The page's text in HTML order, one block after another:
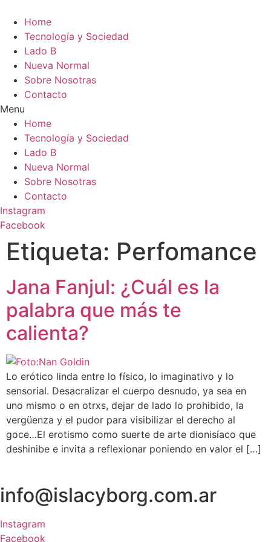
Home
Tecnología y Sociedad
Lado B
Nueva Normal
Sobre Nosotras
Contacto
Menu
Home
Tecnología y Sociedad
Lado B
Nueva Normal
Sobre Nosotras
Contacto
Instagram
Facebook
Etiqueta: Perfomance
Jana Fanjul: ¿Cuál es la
palabra que más te
calienta?
Lo erótico linda entre lo físico, lo imaginativo y lo
sensorial. Desacralizar el cuerpo desnudo, ya sea en
uno mismo o en otrxs, dejar de lado lo prohibido, la
vergüenza y el pudor para visibilizar el derecho al
goce…El erotismo como suerte de arte dionisíaco que
deshinibe e invita a reflexionar poniendo en valor el […]
info@islacyborg.com.ar
Instagram
Facebook